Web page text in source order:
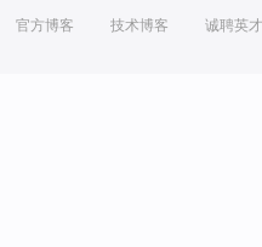
官方博客 技术博客 诚聘英才